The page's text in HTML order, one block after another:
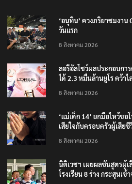
‘อนุทิน’ ควงภริยาชมงา
วันแรก
8 สิงหาคม 2026
ลอรีอัลโชว์ผลประกอบกา
ได้ 2.3 หมื่นล้านยูโร คว้า
8 สิงหาคม 2026
‘แม่เด็ก 14’ ยกมือไหว้ข
เสียใจกับครอบครัวผู้เสียชี
8 สิงหาคม 2026
นิติเวชฯ เผยผลชันสูตรผู้
โรงเรียน 8 ร่าง กระสุนเ